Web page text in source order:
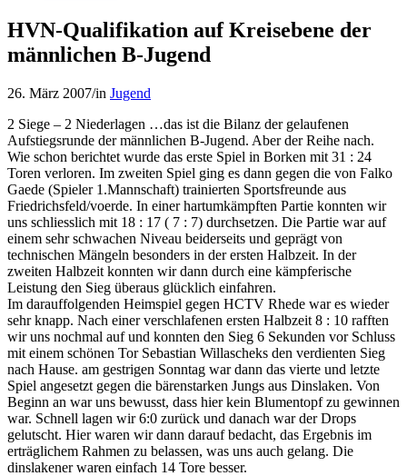
HVN-Qualifikation auf Kreisebene der
männlichen B-Jugend
26. März 2007/in Jugend
2 Siege – 2 Niederlagen …das ist die Bilanz der gelaufenen
Aufstiegsrunde der männlichen B-Jugend. Aber der Reihe nach.
Wie schon berichtet wurde das erste Spiel in Borken mit 31 : 24
Toren verloren. Im zweiten Spiel ging es dann gegen die von Falko
Gaede (Spieler 1.Mannschaft) trainierten Sportsfreunde aus
Friedrichsfeld/voerde. In einer hartumkämpften Partie konnten wir
uns schliesslich mit 18 : 17 ( 7 : 7) durchsetzen. Die Partie war auf
einem sehr schwachen Niveau beiderseits und geprägt von
technischen Mängeln besonders in der ersten Halbzeit. In der
zweiten Halbzeit konnten wir dann durch eine kämpferische
Leistung den Sieg überaus glücklich einfahren.
Im darauffolgenden Heimspiel gegen HCTV Rhede war es wieder
sehr knapp. Nach einer verschlafenen ersten Halbzeit 8 : 10 rafften
wir uns nochmal auf und konnten den Sieg 6 Sekunden vor Schluss
mit einem schönen Tor Sebastian Willascheks den verdienten Sieg
nach Hause. am gestrigen Sonntag war dann das vierte und letzte
Spiel angesetzt gegen die bärenstarken Jungs aus Dinslaken. Von
Beginn an war uns bewusst, dass hier kein Blumentopf zu gewinnen
war. Schnell lagen wir 6:0 zurück und danach war der Drops
gelutscht. Hier waren wir dann darauf bedacht, das Ergebnis im
erträglichem Rahmen zu belassen, was uns auch gelang. Die
dinslakener waren einfach 14 Tore besser.